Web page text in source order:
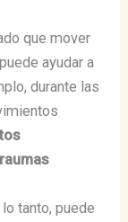
que mover
ayudar a
durante las
tanto, puede